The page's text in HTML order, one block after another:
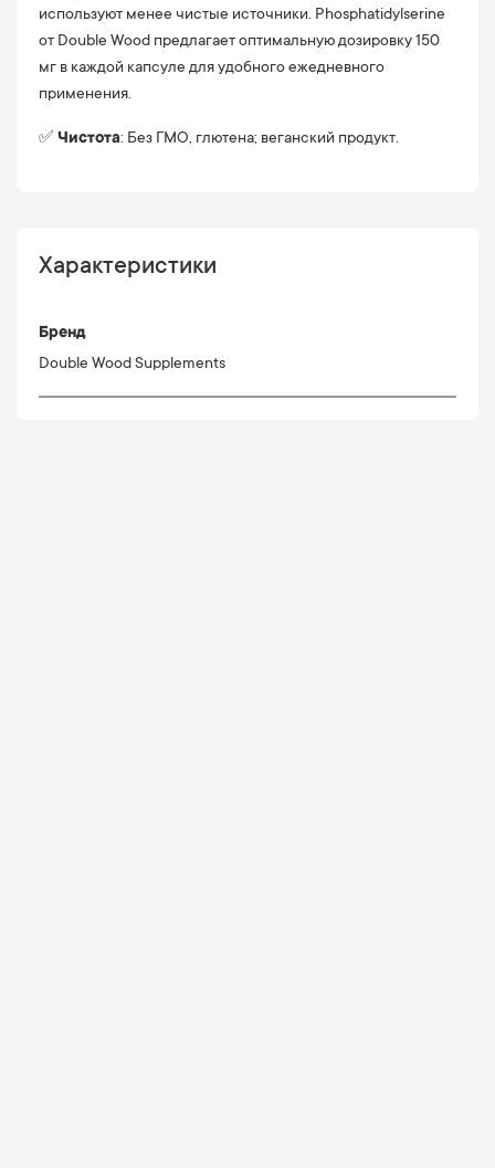
используют менее чистые источники. Phosphatidylserine
от Double Wood предлагает оптимальную дозировку 150
мг в каждой капсуле для удобного ежедневного
применения.
✅ Чистота: Без ГМО, глютена; веганский продукт.
Характеристики
Бренд
Double Wood Supplements